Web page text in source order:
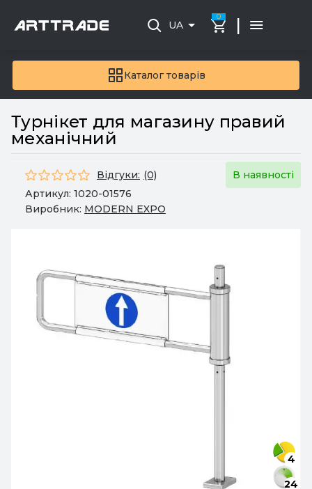
Каталог товарів
UA
0 |
Турнікет для магазину правий
механічний
Відгуки: (0)
В наявності
Артикул: 1020-01576
Виробник: MODERN EXPO
4
24